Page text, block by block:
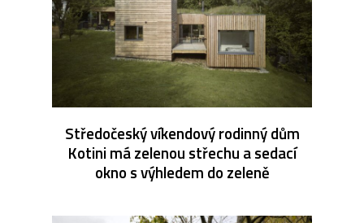
Středočeský víkendový rodinný dům
Kotini má zelenou střechu a sedací
okno s výhledem do zeleně